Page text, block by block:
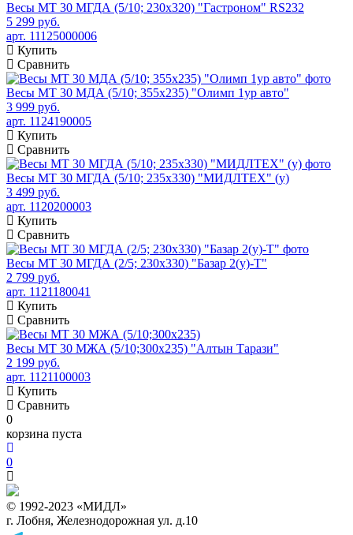
Весы МТ 30 МГДА (5/10; 230x320) "Гастроном" RS232
5 299 руб.
арт. 11125000006
Купить
Сравнить
Весы МТ 30 МДА (5/10; 355х235) "Олимп 1ур авто"
3 999 руб.
арт. 1124190005
Купить
Сравнить
Весы МТ 30 МГДА (5/10; 235х330) "МИДЛТЕХ" (у)
3 499 руб.
арт. 1120200003
Купить
Сравнить
Весы МТ 30 МГДА (2/5; 230х330) "Базар 2(у)-Т"
2 799 руб.
арт. 1121180041
Купить
Сравнить
Весы МТ 30 МЖА (5/10;300x235) "Алтын Тарази"
2 199 руб.
арт. 1121100003
Купить
Сравнить
0
корзина пуста
0
© 1992-2023 «МИДЛ»
г. Лобня, Железнодорожная ул. д.10